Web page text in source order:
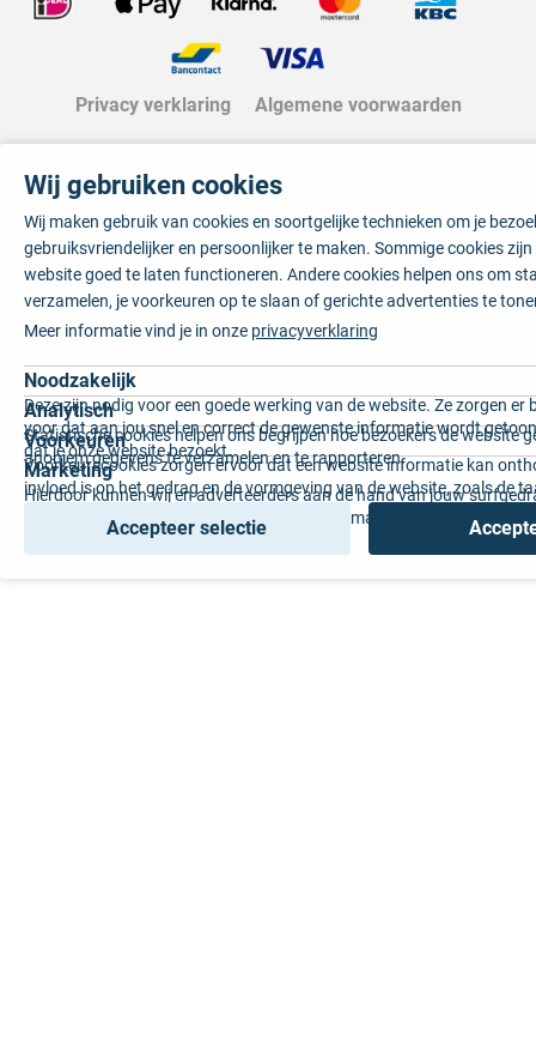
Privacy verklaring Algemene voorwaarden
Wij gebruiken cookies
Wij maken gebruik van cookies en soortgelijke technieken om je
gebruiksvriendelijker en persoonlijker te maken. Sommige cookies
website goed te laten functioneren. Andere cookies helpen ons om
verzamelen, je voorkeuren op te slaan of gerichte advertenties te
Meer informatie vind je in onze privacyverklaring
Noodzakelijk
Deze zijn nodig voor een goede werking van de website. Ze zorgen er
voor dat aan jou snel en correct de gewenste informatie wordt
dat je onze website bezoekt.
Analytisch
Statistische cookies helpen ons begrijpen hoe bezoekers de website
anoniem gegevens te verzamelen en te rapporteren.
Voorkeuren
Voorkeurscookies zorgen ervoor dat een website informatie kan
invloed is op het gedrag en de vormgeving van de website, zoals de
Marketing
Hierdoor kunnen wij en adverteerders aan de hand van jouw
gepersonaliseerde online advertenties en op maat gemaakte content
Accepteer selectie